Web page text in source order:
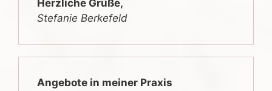
Herzliche Grüße,
Stefanie Berkefeld
Angebote in meiner Praxis